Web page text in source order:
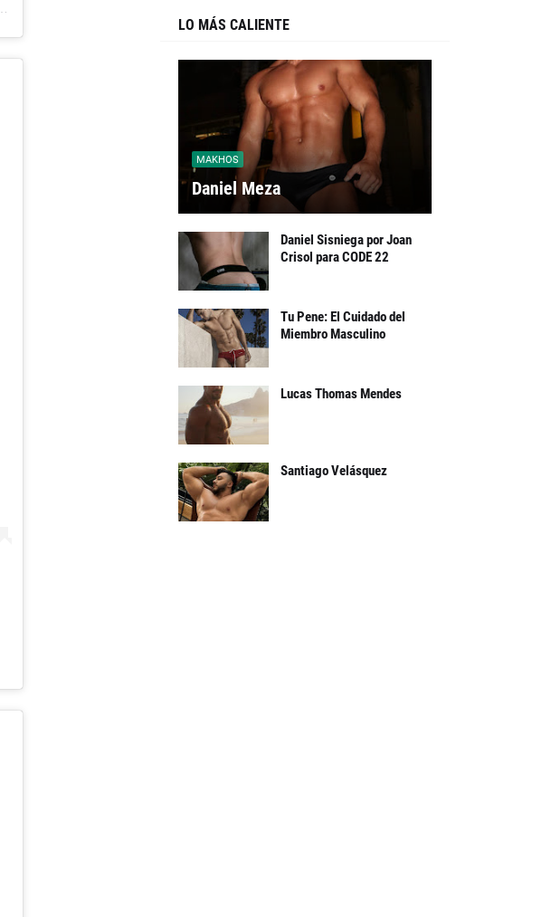
LO MÁS CALIENTE
MAKHOS
Daniel Meza
Daniel Sisniega por Joan
Crisol para CODE 22
Tu Pene: El Cuidado del
Miembro Masculino
Lucas Thomas Mendes
Santiago Velásquez